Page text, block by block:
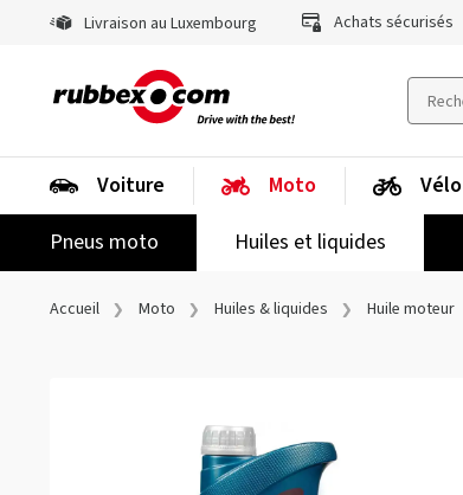
Livraison au Luxembourg Achats sécurisés
Voiture
Moto
Pneus moto
Huiles et liquides
Vélo
Accueil Moto Huiles & liquides Huile moteur